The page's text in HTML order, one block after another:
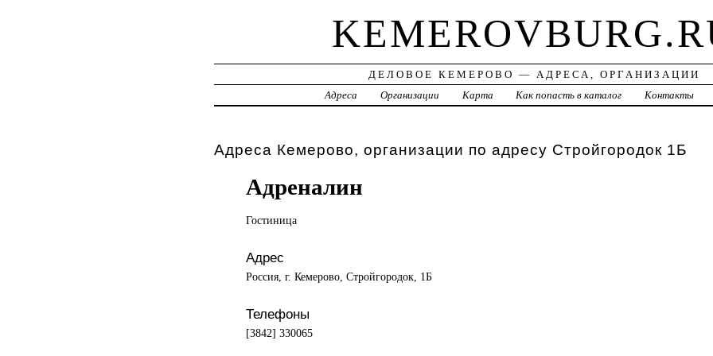
ДЕЛОВОЕ КЕМЕРОВО — АДРЕСА, ОРГАНИЗАЦИИ
Адреса
Организации Карта Как попасть в каталог Контакты
Адреса Кемерово, организации по адресу Стройгородок 1Б
Адреналин
Гостиница
Адрес
Россия, г. Кемерово, Стройгородок, 1Б
Телефоны
[3842] 330065